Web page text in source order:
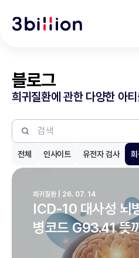
블로그
희귀질환에 관한 다양한 아
전체 인사이트 유전자 검사
ICD-10 대사성 뇌
병코드 G93.41 뜻
희귀질환 | 26. 07. 14